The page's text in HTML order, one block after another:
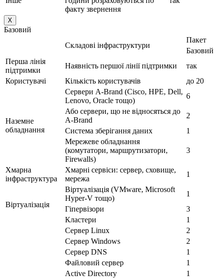
факту звернення
X
Базовий
Складові інфраструктури
Пакет
Базовий
Перша лінія
підтримки
Наявність першої лінії підтримки
так
Користувачі
Кількість користувачів до 20
Наземне
обладнання
Сервери A-Brand (Cisco, HPE, Dell,
Lenovo, Oracle тощо)
6
Або сервери, що не відносяться до
A-Brand
2
Система зберігання даних
1
Мережеве обладнання
(комутатори, маршрутизатори,
Firewalls)
3
Хмарна
інфраструктура
Хмарні сервіси: сервер, сховище,
мережа
1
Віртуалізація
Віртуалізація (VMware, Microsoft
Hyper-V тощо)
1
Гіпервізори
3
Кластери
1
Сервер Linux
2
Сервер Windows
2
Сервер DNS
1
Файловий сервер
1
Active Directory
1